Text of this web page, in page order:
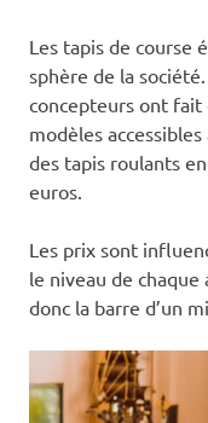
Les tapis de course
sphère de la
concepteurs ont
modèles
des tapis roulants
euros.
Les prix sont
le niveau de
donc la barre d’un